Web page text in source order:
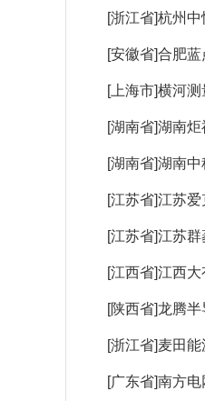
[浙江省]杭州
[安徽省]合肥
[上海市]横河
[湖南省]湖南
[湖南省]湖南
[江苏省]江苏
[江苏省]江苏
[江西省]江西
[陕西省]龙腾
[浙江省]麦田
[广东省]南方